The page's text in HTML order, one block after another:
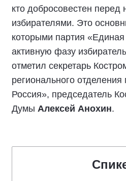
кто добросовестен перед
избирателями. Это
которыми партия «Единая
активную фазу
отметил секретарь
регионального
Россия», председатель
Думы Алексей Анохин.